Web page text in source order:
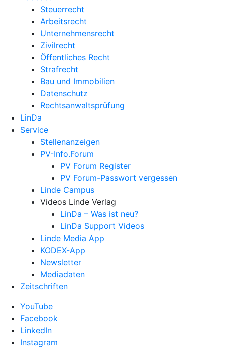
Steuerrecht
Arbeitsrecht
Unternehmens­recht
Zivilrecht
Öffentliches Recht
Strafrecht
Bau und Immobilien
Datenschutz
Rechtsanwalts­prüfung
LinDa
Service
Stellenanzeigen
PV-Info.Forum
PV Forum Register
PV Forum-Passwort vergessen
Linde Campus
Videos Linde Verlag
LinDa – Was ist neu?
LinDa Support Videos
Linde Media App
KODEX-App
Newsletter
Mediadaten
Zeitschriften
YouTube
Facebook
LinkedIn
Instagram